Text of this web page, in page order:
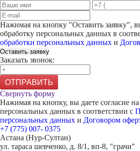
Нажимая на кнопку "Оставить заявку",
обработку персональных данных в
обработки персональных данных и
Оставить заявку
Заказать звонок:
ОТПРАВИТЬ
Свернуть форму
Нажимая на кнопку, вы даете согласие
персональных данных в соответствии с
персональных данных и Договором
+7 (775) 007- 0375
Астана (Нур-Султан)
ул. тараса шевченко, д. 8/1, вп-8, "грачи"